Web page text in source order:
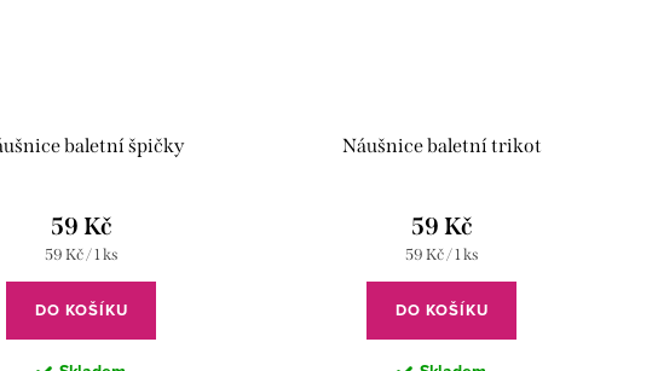
baletní špičky
59 Kč
Měrná
59 Kč / 1 ks
DO KOŠÍKU
Náušnice baletní trikot
59 Kč
Měrná
59 Kč / 1 ks
DO KOŠÍKU